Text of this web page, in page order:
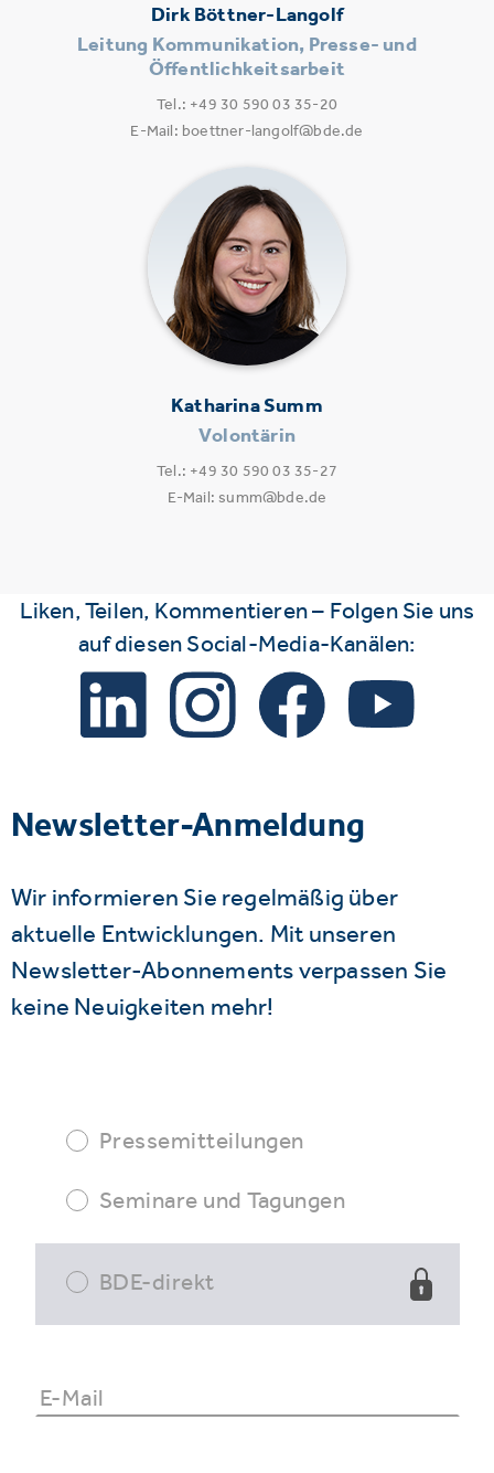
Dirk Böttner-Langolf
Leitung Kommunikation, Presse- und
Öffentlichkeitsarbeit
Tel.: +49 30 590 03 35-20
E-Mail: boettner-langolf@bde.de
Katharina Summ
Volontärin
Tel.: +49 30 590 03 35-27
E-Mail: summ@bde.de
Liken, Teilen, Kommentieren – Folgen Sie uns
auf diesen Social-Media-Kanälen:
Newsletter-Anmeldung
Wir informieren Sie regelmäßig über
aktuelle Entwicklungen. Mit unseren
Newsletter-Abonnements verpassen Sie
keine Neuigkeiten mehr!
Pressemitteilungen
Seminare und Tagungen
BDE-direkt